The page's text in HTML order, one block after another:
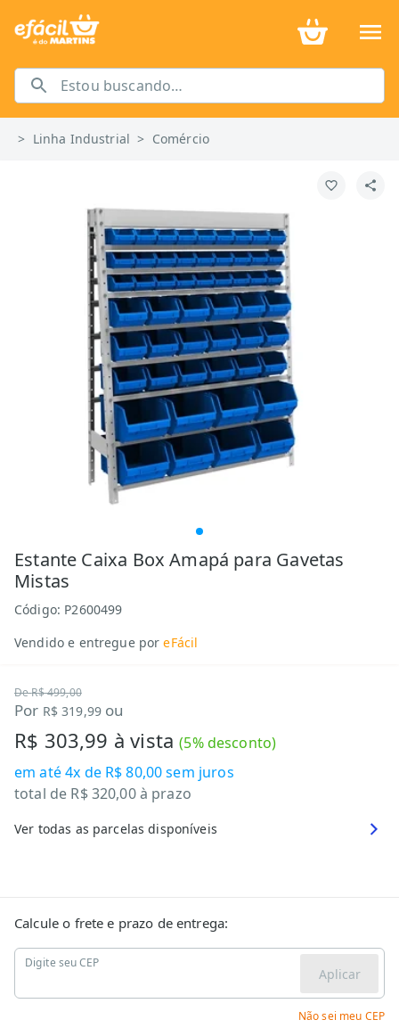
> Linha Industrial > Comércio
Estante Caixa Box Amapá para Gavetas
Mistas
Código: P2600499
Vendido e entregue por eFácil
DeR$ 499,00
Por R$ 319,99 ou
R$ 303,99 à vista(5% desconto)
em até4x de R$ 80,00sem juros
total de R$ 320,00à prazo
Ver todas as parcelas disponíveis
Calcule o frete e prazo de entrega:
Digite seu CEP
Aplicar
Não sei meu CEP